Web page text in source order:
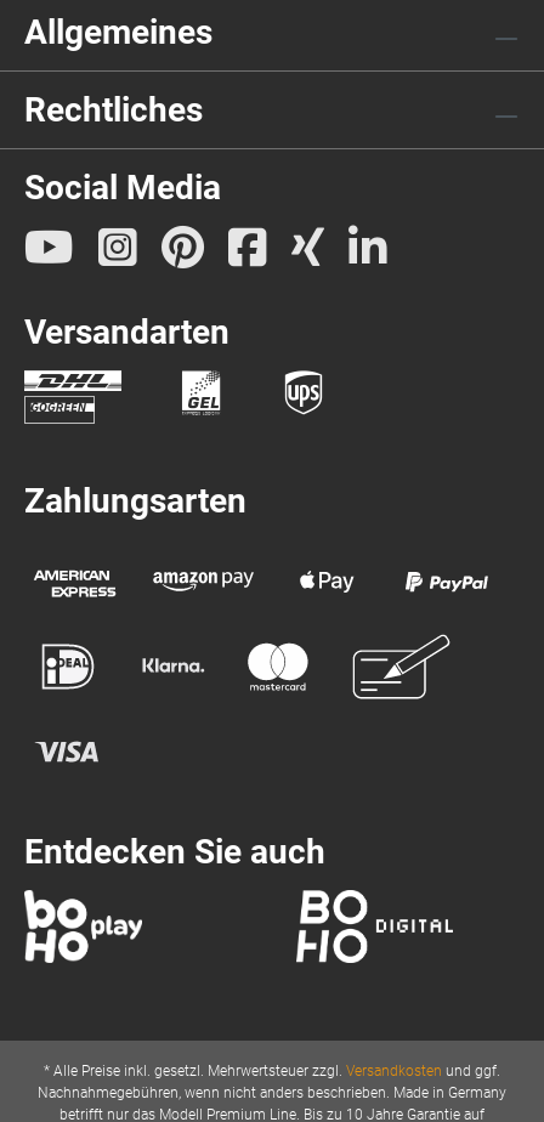
Allgemeines
Rechtliches
Social Media
Versandarten
Zahlungsarten
Entdecken Sie auch
* Alle Preise inkl. gesetzl. Mehrwertsteuer zzgl. Versandkosten und ggf.
Nachnahmegebühren, wenn nicht anders beschrieben. Made in Germany
betrifft nur das Modell Premium Line. Bis zu 10 Jahre Garantie auf